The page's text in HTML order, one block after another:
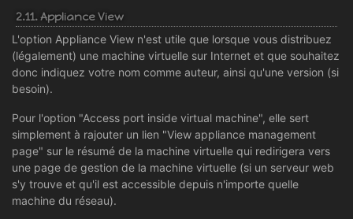
2.11. Appliance View
L'option Appliance View n'est utile que lorsque vous distribuez
(légalement) une machine virtuelle sur Internet et que souhaitez
donc indiquez votre nom comme auteur, ainsi qu'une version (si
besoin).
Pour l'option "Access port inside virtual machine", elle sert
simplement à rajouter un lien "View appliance management
page" sur le résumé de la machine virtuelle qui redirigera vers
une page de gestion de la machine virtuelle (si un serveur web
s'y trouve et qu'il est accessible depuis n'importe quelle
machine du réseau).